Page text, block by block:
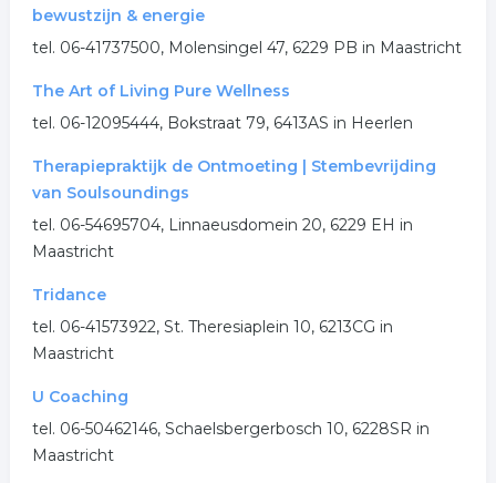
bewustzijn & energie
tel. 06-41737500, Molensingel 47, 6229 PB in Maastricht
The Art of Living Pure Wellness
tel. 06-12095444, Bokstraat 79, 6413AS in Heerlen
Therapiepraktijk de Ontmoeting | Stembevrijding
van Soulsoundings
tel. 06-54695704, Linnaeusdomein 20, 6229 EH in
Maastricht
Tridance
tel. 06-41573922, St. Theresiaplein 10, 6213CG in
Maastricht
U Coaching
tel. 06-50462146, Schaelsbergerbosch 10, 6228SR in
Maastricht